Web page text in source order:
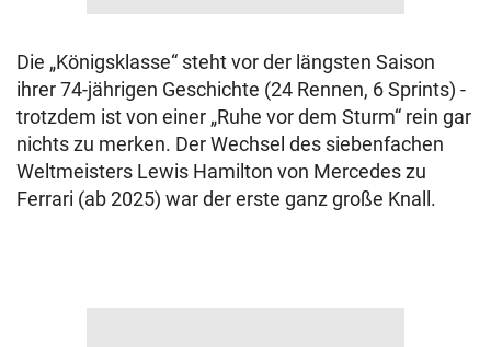
Die „Königsklasse“ steht vor der längsten Saison
ihrer 74-jährigen Geschichte (24 Rennen, 6 Sprints) -
trotzdem ist von einer „Ruhe vor dem Sturm“ rein gar
nichts zu merken. Der Wechsel des siebenfachen
Weltmeisters Lewis Hamilton von Mercedes zu
Ferrari (ab 2025) war der erste ganz große Knall.